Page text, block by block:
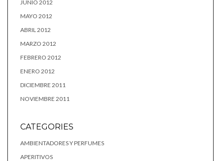
JUNIO 2012
MAYO 2012
ABRIL 2012
MARZO 2012
FEBRERO 2012
ENERO 2012
DICIEMBRE 2011
NOVIEMBRE 2011
CATEGORIES
AMBIENTADORES Y PERFUMES
APERITIVOS